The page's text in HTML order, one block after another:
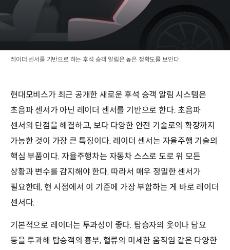
레이더 센서를 기반으로 하는 후석 승객 알림은 높은 정확도를 보인다
현대모비스가 최근 공개한 새로운 후석 승객 알림 시스템은
초음파 센서가 아닌 레이더 센서를 기반으로 한다. 초음파
센서의 단점을 해결하고, 보다 다양한 안전 기술로의 확장까지
가능한 것이 가장 큰 특징이다. 레이더 센서는 자율주행 기술의
핵심 부품이다. 자율주행차는 자동차 스스로 도로 위 모든
상황과 변수를 감지해야 한다. 따라서 매우 정밀한 센서가
필요한데, 현 시점에서 이 기준에 가장 부합하는 게 바로 레이더
센서다.
기본적으로 레이더는 투과성이 좋다. 탑승자의 옷이나 담요
등을 투과해 탑승객의 흉부, 혈류의 미세한 움직임 같은 다양한